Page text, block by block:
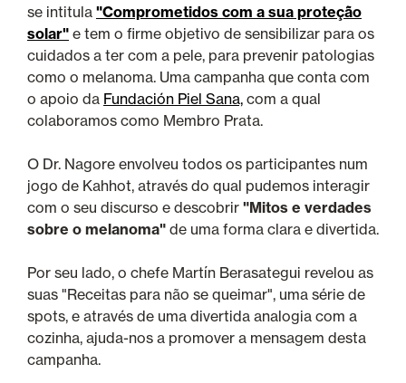
se intitula "Comprometidos com a sua proteção
solar" e tem o firme objetivo de sensibilizar para os
cuidados a ter com a pele, para prevenir patologias
como o melanoma. Uma campanha que conta com
o apoio da Fundación Piel Sana, com a qual
colaboramos como Membro Prata.
O Dr. Nagore envolveu todos os participantes num
jogo de Kahhot, através do qual pudemos interagir
com o seu discurso e descobrir "Mitos e verdades
sobre o melanoma" de uma forma clara e divertida.
Por seu lado, o chefe Martín Berasategui revelou as
suas "Receitas para não se queimar", uma série de
spots, e através de uma divertida analogia com a
cozinha, ajuda-nos a promover a mensagem desta
campanha.